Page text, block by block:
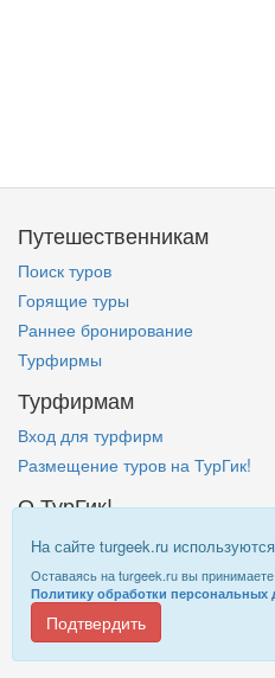
На сайте turgeek.ru
Оставаясь на turgeek.ru вы принимаете
Политику обработки персональных
Подтвердить
Путешественникам
Поиск туров
Горящие туры
Раннее бронирование
Турфирмы
Турфирмам
Вход для турфирм
Размещение туров на ТурГик!
О ТурГик!
Кто такой ТурГик?
Правовая информация
Информация наTurGeek.ru